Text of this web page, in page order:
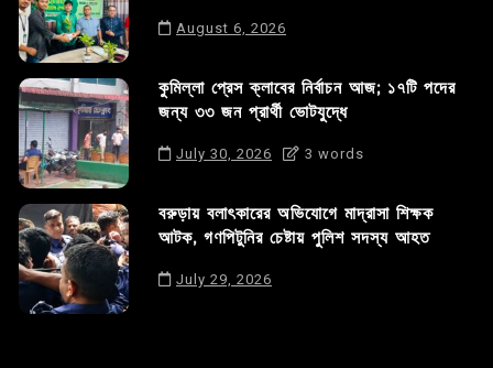
August 6, 2026
কুমিল্লা প্রেস ক্লাবের নির্বাচন আজ; ১৭টি পদের
জন্য ৩৩ জন প্রার্থী ভোটযুদ্ধে
July 30, 2026 3 words
বরুড়ায় বলাৎকারের অভিযোগে মাদ্রাসা শিক্ষক
আটক, গণপিটুনির চেষ্টায় পুলিশ সদস্য আহত
July 29, 2026